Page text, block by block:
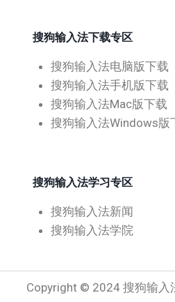
搜狗输入法下载专区
搜狗输入法电脑版下载
搜狗输入法手机版下载
搜狗输入法Mac版下载
搜狗输入法Windows版
搜狗输入法学习专区
搜狗输入法新闻
搜狗输入法学院
Copyright © 2024 搜狗输入